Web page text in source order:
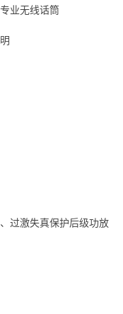
业无线话筒
过激失真保护后级功放